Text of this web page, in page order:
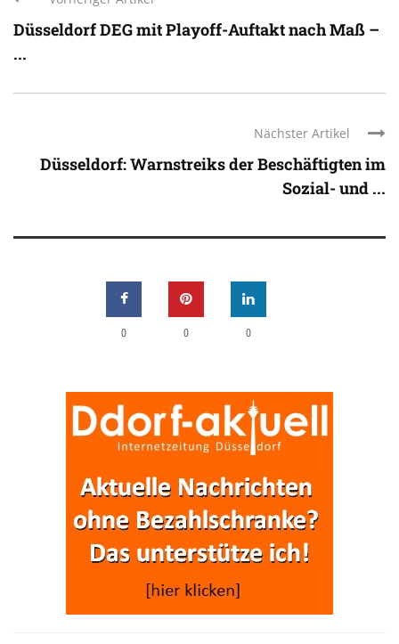
Düsseldorf DEG mit Playoff-Auftakt nach Maß –
...
Nächster Artikel
Düsseldorf: Warnstreiks der Beschäftigten im
Sozial- und ...
0 0 0